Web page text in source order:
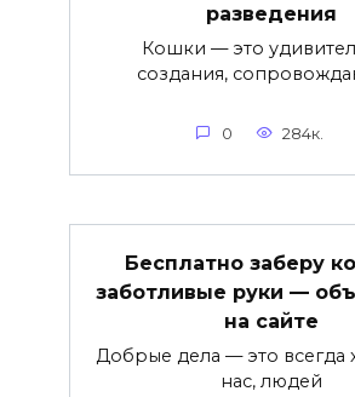
разведения
Кошки — это
создания,
0 284к.
Бесплатно заберу
заботливые руки —
на сайте
Добрые дела — это всегда
нас, людей